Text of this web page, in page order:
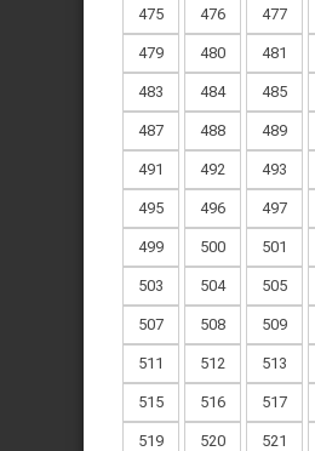
475 476 477
479 480 481
483 484 485
487 488 489
491 492 493
495 496 497
499 500 501
503 504 505
507 508 509
511 512 513
515 516 517
519 520 521